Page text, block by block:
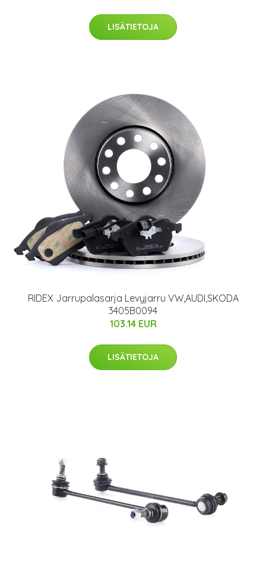
LISÄTIETOJA
RIDEX Jarrupalasarja Levyjarru VW,AUDI,SKODA
3405B0094
103.14 EUR
LISÄTIETOJA